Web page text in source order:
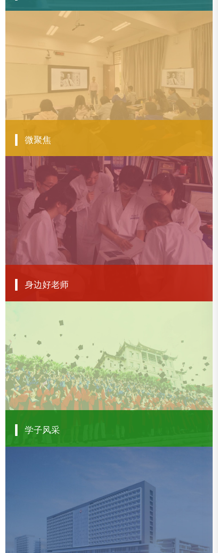
【书香文脉·第37期】圕中有戏：《主角》与馆藏秦腔剧本
【书香文脉·第36期】浩瀚宇宙中，有一颗星以他为名
【书香文脉·第34期】鹭江端午忆汀江，雕龙那不胜屠龙？
查看更多
微聚焦
【微聚焦】创意与创新学院：统筹协调中外方，探索国际合作新机制
【微聚焦】化学化工学院：找准融合契合点，以高质量党建引领高质量发展
查看更多
身边好老师
【我们的年轻人】为什么是老挝？厦大的他给出答案
查看更多
学子风采
从青涩到担当：厦大博士六年的疫苗科研路
【青春的模样】有趣！厦大的他这样“玩”转科研
查看更多